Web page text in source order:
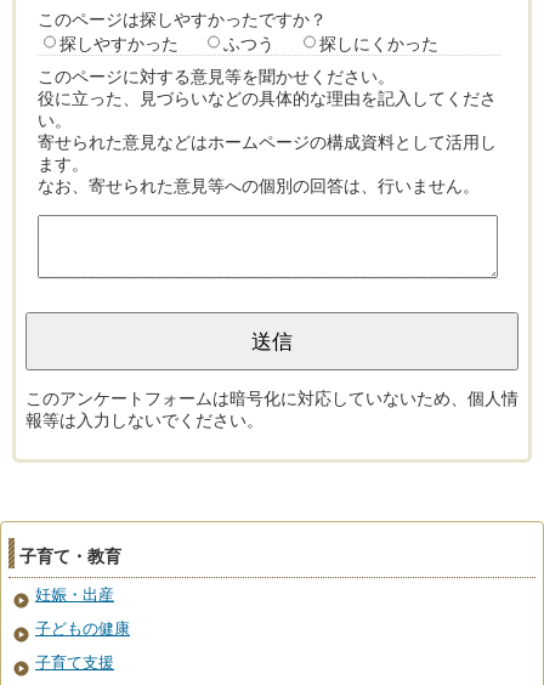
このページは探しやすかったですか？
探しやすかった
ふつう
探しにくかった
このページに対する意見等を聞かせください。
役に立った、見づらいなどの具体的な理由を記入してくださ
い。
寄せられた意見などはホームページの構成資料として活用し
ます。
なお、寄せられた意見等への個別の回答は、行いません。
このアンケートフォームは暗号化に対応していないため、個人情
報等は入力しないでください。
子育て・教育
妊娠・出産
子どもの健康
子育て支援